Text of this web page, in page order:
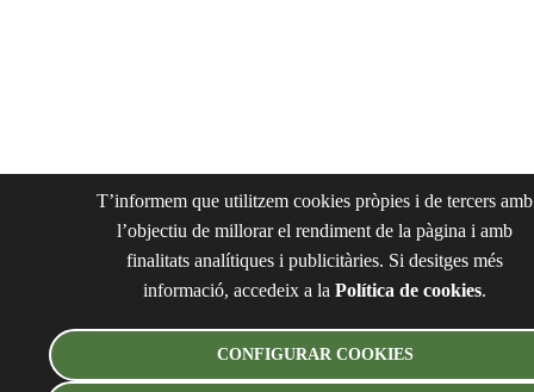
T’informem que utilitzem cookies pròpies i de tercers amb
l’objectiu de millorar el rendiment de la pàgina i amb
finalitats analítiques i publicitàries. Si desitges més
informació, accedeix a la Política de cookies.
CONFIGURAR COOKIES